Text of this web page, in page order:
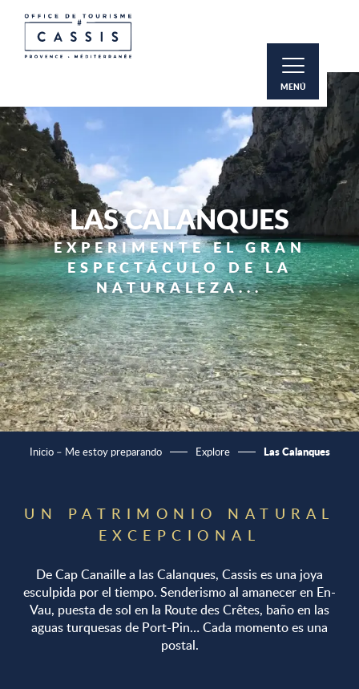
Aller
contenu
MENÚ
LAS CALANQUES
EXPERIMENTE EL GRAN
ESPECTÁCULO DE LA
NATURALEZA...
Inicio – Me estoy preparando Explore Las Calanques
UN PATRIMONIO NATURAL
EXCEPCIONAL
De Cap Canaille a las Calanques, Cassis es una joya
esculpida por el tiempo. Senderismo al amanecer en En-
Vau, puesta de sol en la Route des Crêtes, baño en las
aguas turquesas de Port-Pin… Cada momento es una
postal.